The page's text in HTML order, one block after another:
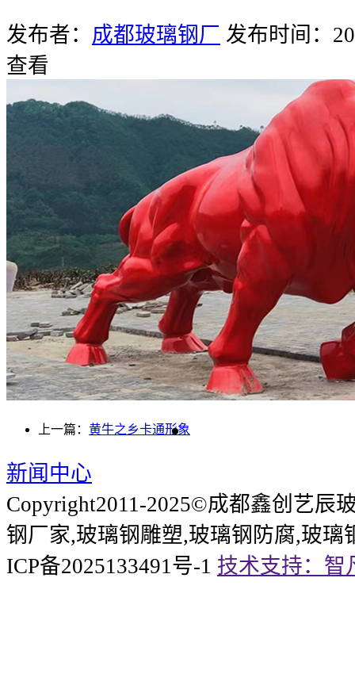
发布者： 成都玻璃钢厂 发布时间：
查看
上一篇： 黄牛之乡卡通形象
新闻中心
Copyright2011-2025©成都鑫创艺辰
钢厂家,玻璃钢雕塑,玻璃钢防腐,玻璃
ICP备2025133491号-1 技术支持：智